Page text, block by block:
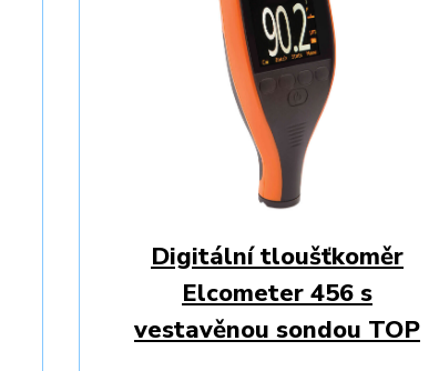
Digitální tloušťkoměr
Elcometer 456 s
vestavěnou sondou TOP